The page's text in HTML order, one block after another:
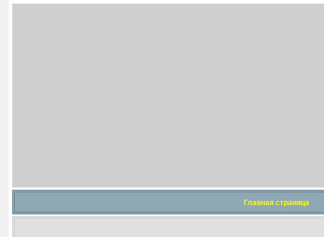
Главная страница